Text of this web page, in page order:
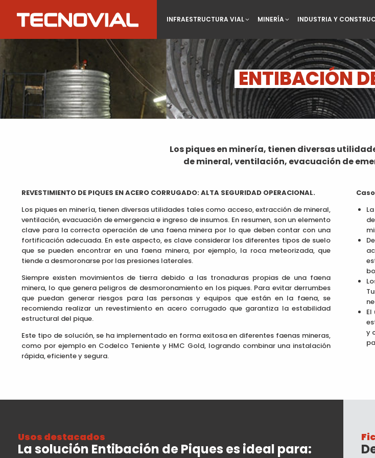
INFRAESTRUCTURA VIAL MINERÍA INDUSTRIA Y
ENTIBACIÓN
Los piques en minería, tienen diversas
de mineral, ventilación, evacuación de
REVESTIMIENTO DE PIQUES EN ACERO CORRUGADO: ALTA SEGURIDAD OPERACIONAL.
Los piques en minería, tienen diversas utilidades tales como acceso, extracción de mineral,
ventilación, evacuación de emergencia e ingreso de insumos. En resumen, son un elemento
clave para la correcta operación de una faena minera por lo que deben contar con una
fortificación adecuada. En este aspecto, es clave considerar los diferentes tipos de suelo
que se pueden encontrar en una faena minera, por ejemplo, la roca meteorizada, que
tiende a desmoronarse por las presiones laterales.
Siempre existen movimientos de tierra debido a las tronaduras propias de una faena
minera, lo que genera peligros de desmoronamiento en los piques. Para evitar derrumbes
que puedan generar riesgos para las personas y equipos que están en la faena, se
recomienda realizar un revestimiento en acero corrugado que garantiza la estabilidad
estructural del pique.
Este tipo de solución, se ha implementado en forma exitosa en diferentes faenas mineras,
como por ejemplo en Codelco Teniente y HMC Gold, logrando combinar una instalación
rápida, eficiente y segura.
y
Usos destacados
La solución Entibación de Piques es ideal para: